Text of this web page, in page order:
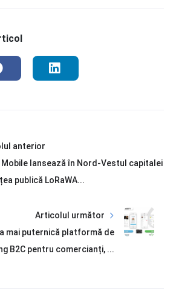
anterior
Mobile lansează în Nord-Vestul capitalei
publică LoRaWA...
Articolul următor
mai puternică platformă de
B2C pentru comercianți, ...